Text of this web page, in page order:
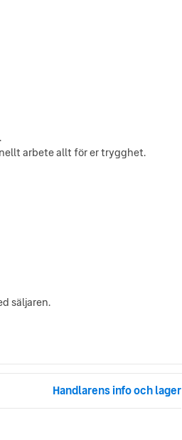
arbete allt för er trygghet.
säljaren.
Handlarens info och lager